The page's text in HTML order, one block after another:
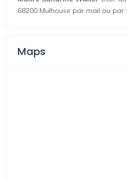
68200 Mulhouse par mail ou par
Maps